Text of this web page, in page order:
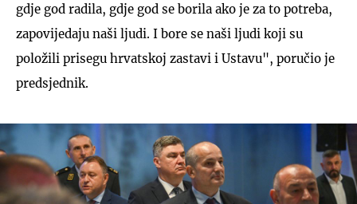
gdje god radila, gdje god se borila ako je za to potreba,
zapovijedaju naši ljudi. I bore se naši ljudi koji su
položili prisegu hrvatskoj zastavi i Ustavu", poručio je
predsjednik.